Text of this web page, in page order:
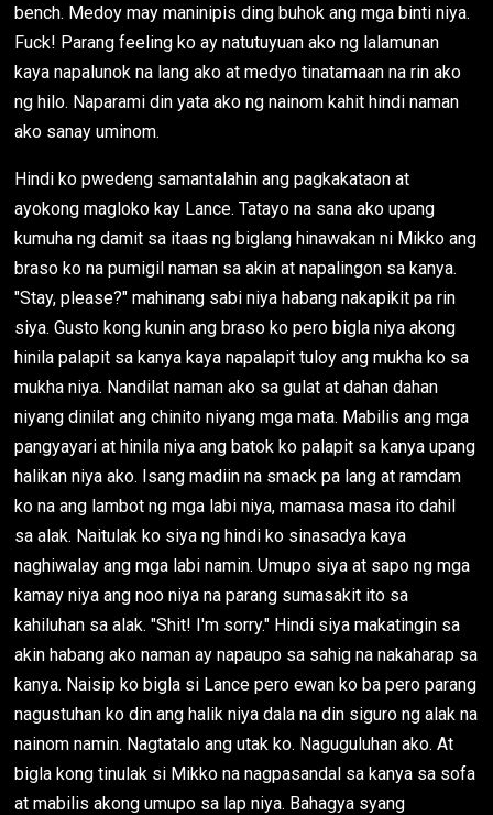
bench. Medoy may maninipis ding buhok ang mga binti niya.
Fuck! Parang feeling ko ay natutuyuan ako ng lalamunan
kaya napalunok na lang ako at medyo tinatamaan na rin ako
ng hilo. Naparami din yata ako ng nainom kahit hindi naman
ako sanay uminom.
Hindi ko pwedeng samantalahin ang pagkakataon at
ayokong magloko kay Lance. Tatayo na sana ako upang
kumuha ng damit sa itaas ng biglang hinawakan ni Mikko ang
braso ko na pumigil naman sa akin at napalingon sa kanya.
"Stay, please?" mahinang sabi niya habang nakapikit pa rin
siya. Gusto kong kunin ang braso ko pero bigla niya akong
hinila palapit sa kanya kaya napalapit tuloy ang mukha ko sa
mukha niya. Nandilat naman ako sa gulat at dahan dahan
niyang dinilat ang chinito niyang mga mata. Mabilis ang mga
pangyayari at hinila niya ang batok ko palapit sa kanya upang
halikan niya ako. Isang madiin na smack pa lang at ramdam
ko na ang lambot ng mga labi niya, mamasa masa ito dahil
sa alak. Naitulak ko siya ng hindi ko sinasadya kaya
naghiwalay ang mga labi namin. Umupo siya at sapo ng mga
kamay niya ang noo niya na parang sumasakit ito sa
kahiluhan sa alak. "Shit! I'm sorry." Hindi siya makatingin sa
akin habang ako naman ay napaupo sa sahig na nakaharap sa
kanya. Naisip ko bigla si Lance pero ewan ko ba pero parang
nagustuhan ko din ang halik niya dala na din siguro ng alak na
nainom namin. Nagtatalo ang utak ko. Naguguluhan ako. At
bigla kong tinulak si Mikko na nagpasandal sa kanya sa sofa
at mabilis akong umupo sa lap niya. Bahagya syang